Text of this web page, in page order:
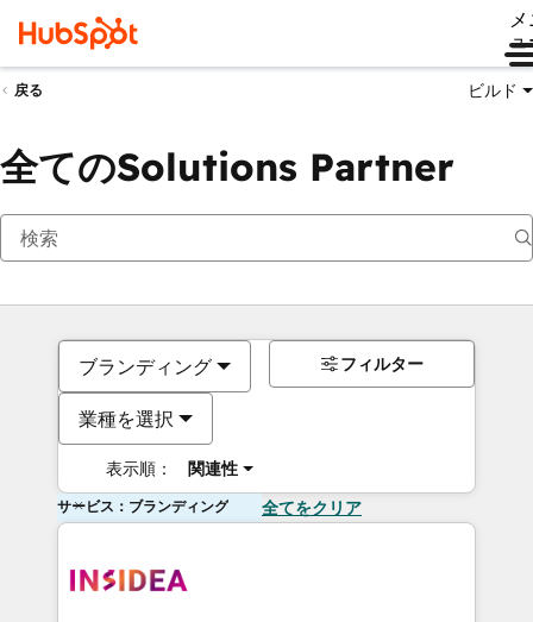
ュ
戻る ビルド
全てのSolutions Partner
ブランディング
業種を選択
表示順： 関連性
フィルター
サービス：ブランディング 全てをクリア